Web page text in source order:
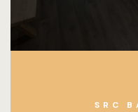
SRC